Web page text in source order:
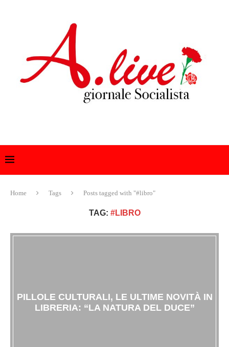
Home Tags Posts tagged with "#libro"
TAG: #LIBRO
PILLOLE CULTURALI, LE ULTIME NOVITÀ IN
LIBRERIA: “LA NATURA DEL DUCE”